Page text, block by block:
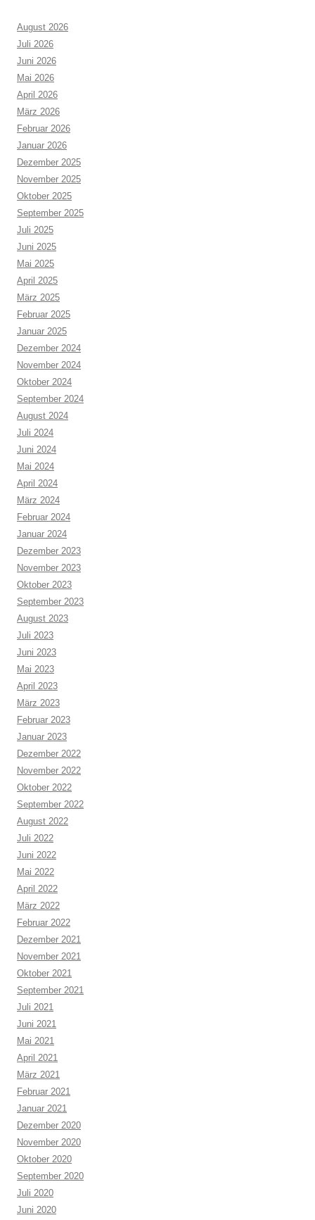
August 2026
Juli 2026
Juni 2026
Mai 2026
April 2026
März 2026
Februar 2026
Januar 2026
Dezember 2025
November 2025
Oktober 2025
September 2025
Juli 2025
Juni 2025
Mai 2025
April 2025
März 2025
Februar 2025
Januar 2025
Dezember 2024
November 2024
Oktober 2024
September 2024
August 2024
Juli 2024
Juni 2024
Mai 2024
April 2024
März 2024
Februar 2024
Januar 2024
Dezember 2023
November 2023
Oktober 2023
September 2023
August 2023
Juli 2023
Juni 2023
Mai 2023
April 2023
März 2023
Februar 2023
Januar 2023
Dezember 2022
November 2022
Oktober 2022
September 2022
August 2022
Juli 2022
Juni 2022
Mai 2022
April 2022
März 2022
Februar 2022
Dezember 2021
November 2021
Oktober 2021
September 2021
Juli 2021
Juni 2021
Mai 2021
April 2021
März 2021
Februar 2021
Januar 2021
Dezember 2020
November 2020
Oktober 2020
September 2020
Juli 2020
Juni 2020